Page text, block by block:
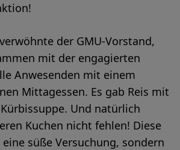
der GMU-Vorstand,
mit der engagierten
Anwesenden mit einem
Mittagessen. Es gab Reis mit
Und natürlich
Kuchen nicht fehlen! Diese
süße Versuchung, sondern